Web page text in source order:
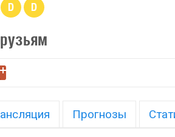
D D
Прогнозы